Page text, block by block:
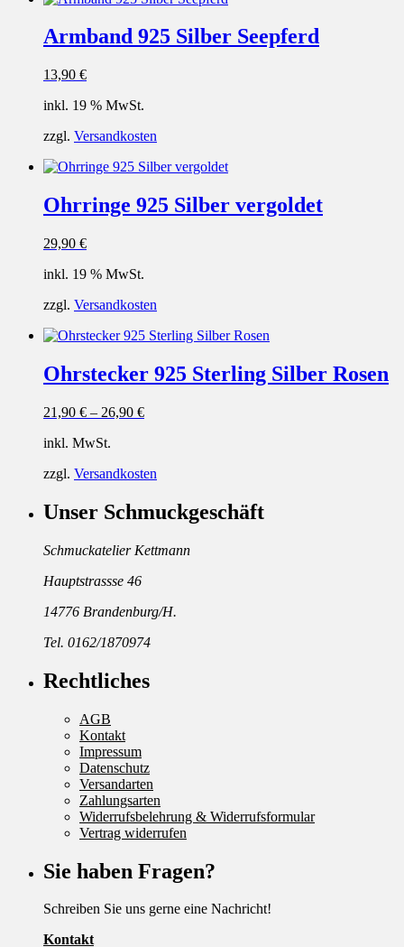
Armband 925 Silber Seepferd
13,90 €
inkl. 19 % MwSt.
zzgl. Versandkosten
Ohrringe 925 Silber vergoldet
29,90 €
inkl. 19 % MwSt.
zzgl. Versandkosten
Ohrstecker 925 Sterling Silber Rosen
21,90 € – 26,90 €
inkl. MwSt.
zzgl. Versandkosten
Unser Schmuckgeschäft
Schmuckatelier Kettmann
Hauptstrassse 46
14776 Brandenburg/H.
Tel. 0162/1870974
Rechtliches
AGB
Kontakt
Impressum
Datenschutz
Versandarten
Zahlungsarten
Widerrufsbelehrung & Widerrufsformular
Vertrag widerrufen
Sie haben Fragen?
Schreiben Sie uns gerne eine Nachricht!
Kontakt